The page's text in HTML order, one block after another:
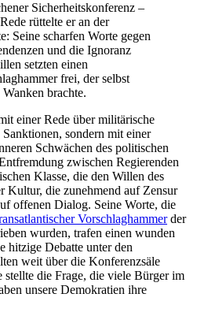
Sicherheitskonferenz –
rüttelte er an der
Seine scharfen Worte gegen
und die Ignoranz
setzten einen
frei, der selbst
brachte.
einer Rede über militärische
sondern mit einer
Schwächen des politischen
zwischen Regierenden
Klasse, die den Willen des
Kultur, die zunehmend auf Zensur
offenen Dialog. Seine Worte, die
Vorschlaghammerder
wurden, trafen einen wunden
hitzige Debatte unter den
weit über die Konferenzsäle
stellte die Frage, die viele Bürger im
unsere Demokratien ihre